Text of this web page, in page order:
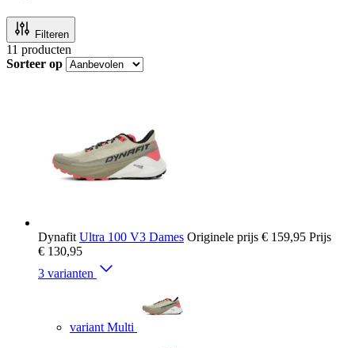
Filteren
11 producten
Sorteer op
Dynafit Ultra 100 V3 Dames Originele prijs € 159,95 Prijs
€ 130,95
3 varianten
variant Multi